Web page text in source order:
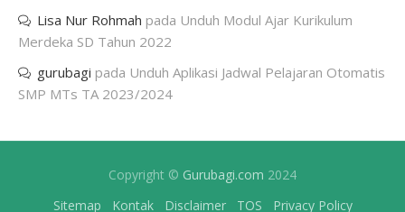
Lisa Nur Rohmah pada Unduh Modul Ajar Kurikulum
Merdeka SD Tahun 2022
gurubagi pada Unduh Aplikasi Jadwal Pelajaran Otomatis
SMP MTs TA 2023/2024
Copyright © Gurubagi.com 2024
Sitemap
Kontak Disclaimer TOS Privacy Policy